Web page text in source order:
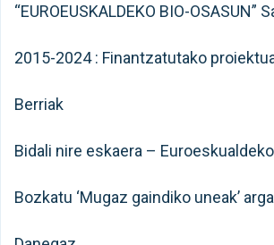
“EUROEUSKALDEKO BIO-OSASUN”
2015-2024 : Finantzatutako
Berriak
Bidali nire eskaera –
Bozkatu ‘Mugaz gaindiko uneak’